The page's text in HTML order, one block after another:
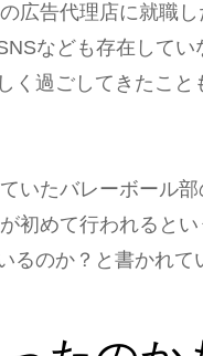
広告代理店に就職
なども存在して
く過ごしてきたこ
いたバレーボール
初めて行われると
のか？と書かれて